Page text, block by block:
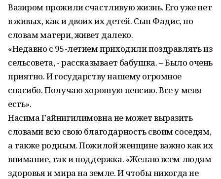
Вазиром прожили счастливую жизнь. Его уже нет
в живых, как и двоих их детей. Сын Фадис, по
словам матери, живет далеко.
«Недавно с 95-летием приходили поздравлять из
сельсовета, - рассказывает бабушка. – Было очень
приятно. И государству нашему огромное
спасибо. Получаю хорошую пенсию. Все у меня
есть».
Насима Гайнигилимовна не может выразить
словами всю свою благодарность своим соседям,
а также родным. Пожилой женщине важно как их
внимание, так и поддержка. «Желаю всем людям
здоровья и мира на земле. И чтобы никогда не